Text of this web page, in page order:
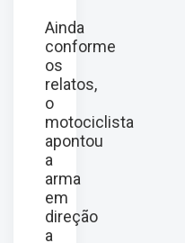
Ainda
conforme
os
relatos,
o
motociclista
apontou
a
arma
em
direção
a